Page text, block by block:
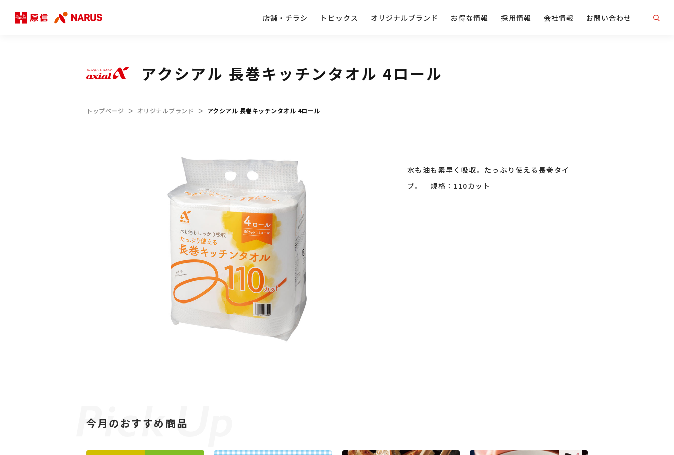
店舗・チラシ トピックス オリジナルブランド お得な情報 採用情報 会社情報 お問い合わせ
アクシアル 長巻キッチンタオル 4ロール
トップページ オリジナルブランド アクシアル 長巻キッチンタオル 4ロール
水も油も素早く吸収。たっぷり使える長巻タイ
プ。 規格：110カット
今月のおすすめ商品